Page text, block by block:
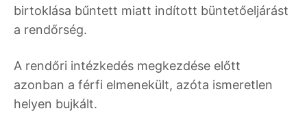
birtoklása bűntett miatt indított büntetőeljárást
a rendőrség.
A rendőri intézkedés megkezdése előtt
azonban a férfi elmenekült, azóta ismeretlen
helyen bujkált.